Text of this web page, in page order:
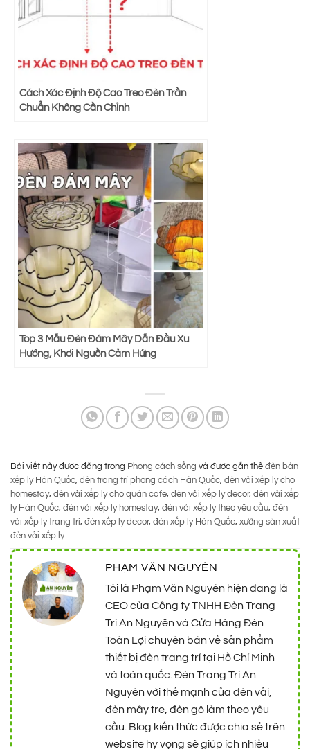
Cách Xác Định Độ Cao Treo Đèn Trần
Chuẩn Không Cần Chỉnh
Top 3 Mẫu Đèn Đám Mây Dẫn Đầu Xu
Hướng, Khơi Nguồn Cảm Hứng
Bài viết này được đăng trong Phong cách sống và được gắn thẻ đèn bàn
xếp ly Hàn Quốc, đèn trang trí phong cách Hàn Quốc, đèn vải xếp ly cho
homestay, đèn vải xếp ly cho quán cafe, đèn vải xếp ly decor, đèn vải xếp
ly Hàn Quốc, đèn vải xếp ly homestay, đèn vải xếp ly theo yêu cầu, đèn
vải xếp ly trang trí, đèn xếp ly decor, đèn xếp ly Hàn Quốc, xưởng sản xuất
đèn vải xếp ly.
PHẠM VĂN NGUYÊN
Tôi là Phạm Văn Nguyên hiện đang là
CEO của Công ty TNHH Đèn Trang
Trí An Nguyên và Cửa Hàng Đèn
Toàn Lợi chuyên bán về sản phẩm
thiết bị đèn trang trí tại Hồ Chí Minh
và toàn quốc. Đèn Trang Trí An
Nguyên với thế mạnh của đèn vải,
đèn mây tre, đèn gỗ làm theo yêu
cầu. Blog kiến thức được chia sẻ trên
website hy vọng sẽ giúp ích nhiều